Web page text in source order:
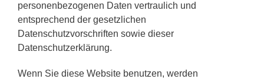
personenbezogenen Daten vertraulich und
entsprechend der gesetzlichen
Datenschutzvorschriften sowie dieser
Datenschutzerklärung.
Wenn Sie diese Website benutzen, werden